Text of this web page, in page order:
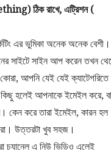
ঠিক রাখে, এট্রিশন (
এর ভুমিকা অনেক অনেক বেশী।
সাইটে সাইন আপ করেন তখন
আপনি যেই যেই ক্যাটেগরিতে
কিছু হলেই আপনাকে ইমেইল করে, বা
কেন করে তারা ইমেইল, কারন হল
উত্তরটা খুব সহজ।
চ্যানেল এ নিউ ভিডিও এলেই